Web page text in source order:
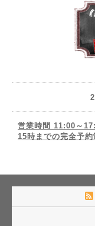
営業時間 11:00～
15時までの完全予約